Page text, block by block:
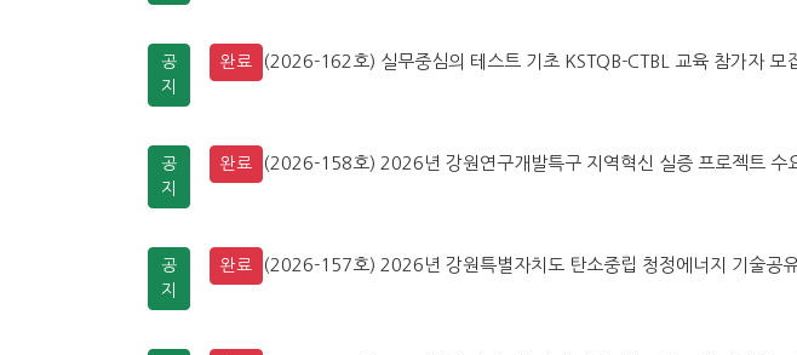
공
지
완료 (2026-162호) 실무중심의 테스트 기초 KSTQB-CTBL 교육 참가자 모
공
지
완료 (2026-158호) 2026년 강원연구개발특구 지역혁신 실증 프로젝트 수
공
지
완료 (2026-157호) 2026년 강원특별자치도 탄소중립 청정에너지 기술공유